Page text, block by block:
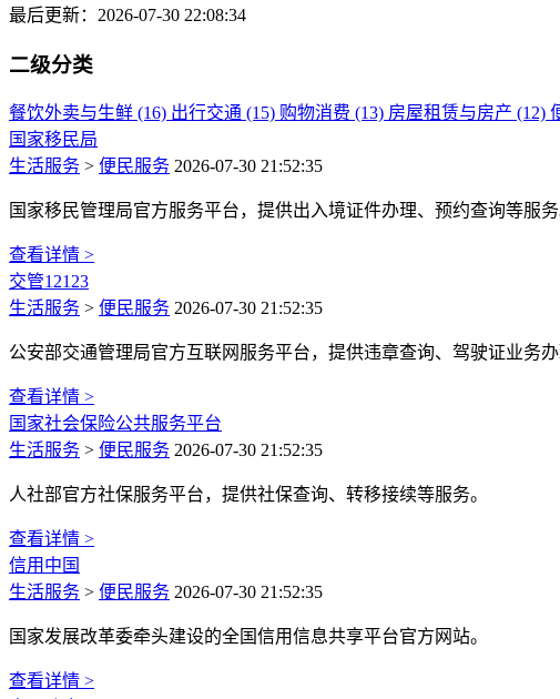
最后更新：2026-07-30 22:08:34
二级分类
餐饮外卖与生鲜 (16) 出行交通 (15) 购物消费 (13) 房屋租赁与房产 (12)
国家移民局
生活服务 > 便民服务 2026-07-30 21:52:35
国家移民管理局官方服务平台，提供出入境证件办理、预约查询等服务
查看详情 >
交管12123
生活服务 > 便民服务 2026-07-30 21:52:35
公安部交通管理局官方互联网服务平台，提供违章查询、驾驶证业务办
查看详情 >
国家社会保险公共服务平台
生活服务 > 便民服务 2026-07-30 21:52:35
人社部官方社保服务平台，提供社保查询、转移接续等服务。
查看详情 >
信用中国
生活服务 > 便民服务 2026-07-30 21:52:35
国家发展改革委牵头建设的全国信用信息共享平台官方网站。
查看详情 >